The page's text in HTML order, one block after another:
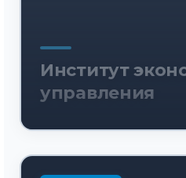
Институт
управления